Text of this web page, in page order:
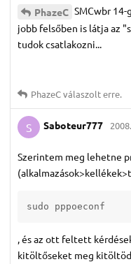
PhazeC SMCwbr
jobb felsőben is látja az
tudok csatlakozni...
PhazeCválaszolt erre.
S Saboteur777
Szerintem meg lehetne
sudo pppoeconf
, és az ott feltett
kitöltőseket meg